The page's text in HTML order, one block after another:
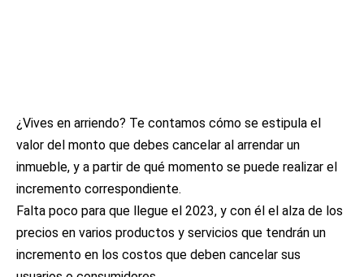
¿Vives en arriendo? Te contamos cómo se estipula el
valor del monto que debes cancelar al arrendar un
inmueble, y a partir de qué momento se puede realizar el
incremento correspondiente.
Falta poco para que llegue el 2023, y con él el alza de los
precios en varios productos y servicios que tendrán un
incremento en los costos que deben cancelar sus